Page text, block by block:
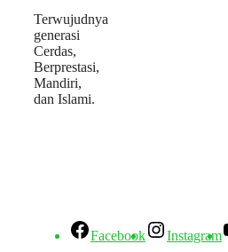
Terwujudnya
generasi
Cerdas,
Berprestasi,
Mandiri,
dan Islami.
Facebook Instagram